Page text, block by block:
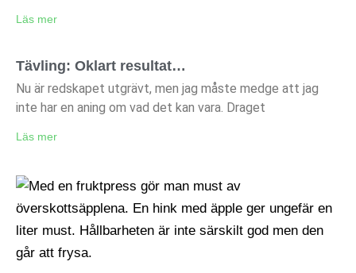
Läs mer
Tävling: Oklart resultat…
Nu är redskapet utgrävt, men jag måste medge att jag
inte har en aning om vad det kan vara. Draget
Läs mer